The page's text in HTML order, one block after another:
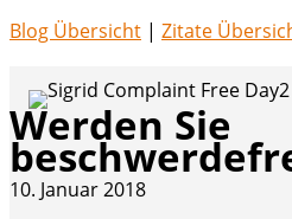
Blog Übersicht | Zitate
Werden Sie
10. Januar 2018